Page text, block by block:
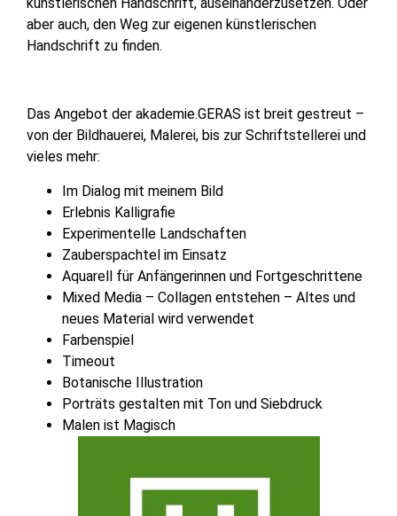
künstlerischen Handschrift, auseinanderzusetzen. Oder
aber auch, den Weg zur eigenen künstlerischen
Handschrift zu finden.
Das Angebot der akademie.GERAS ist breit gestreut –
von der Bildhauerei, Malerei, bis zur Schriftstellerei und
vieles mehr:
Im Dialog mit meinem Bild
Erlebnis Kalligrafie
Experimentelle Landschaften
Zauberspachtel im Einsatz
Aquarell für Anfängerinnen und Fortgeschrittene
Mixed Media – Collagen entstehen – Altes und
neues Material wird verwendet
Farbenspiel
Timeout
Botanische Illustration
Porträts gestalten mit Ton und Siebdruck
Malen ist Magisch